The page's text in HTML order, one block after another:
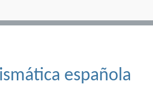
española